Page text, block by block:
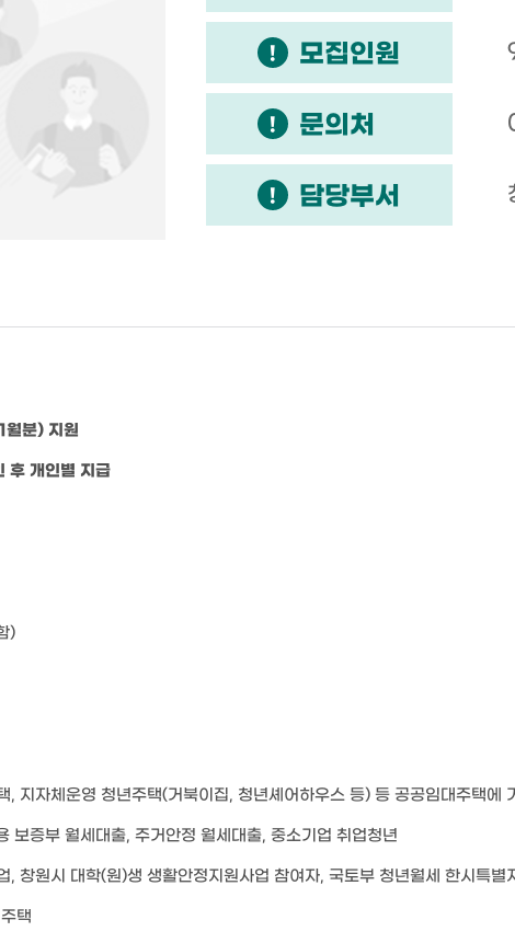
모집인원
문의처
담당부서
월분) 지원
후 개인별 지급
)
, 지자체운영 청년주택(거북이집, 청년셰어하우스 등) 등 공공임대주택에
보증부 월세대출, 주거안정 월세대출, 중소기업 취업청년
, 창원시 대학(원)생 생활안정지원사업 참여자, 국토부 청년월세 한시특별
택